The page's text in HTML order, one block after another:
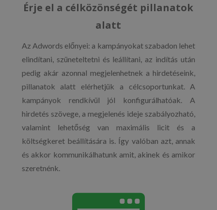
Érje el a célközönségét pillanatok
alatt
Az Adwords előnyei: a kampányokat szabadon lehet
elindítani, szüneteltetni és leállítani, az indítás után
pedig akár azonnal megjelenhetnek a hirdetéseink,
pillanatok alatt elérhetjük a célcsoportunkat. A
kampányok rendkívül jól konfigurálhatóak. A
hirdetés szövege, a megjelenés ideje szabályozható,
valamint lehetőség van maximális licit és a
költségkeret beállítására is. Így valóban azt, annak
és akkor kommunikálhatunk amit, akinek és amikor
szeretnénk.